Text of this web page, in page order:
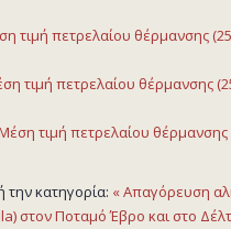
τιμή πετρελαίου θέρμανσης
τιμή πετρελαίου θέρμανσης
τιμή πετρελαίου
την κατηγορία: « Απαγόρευση
στον Ποταμό Έβρο και στο